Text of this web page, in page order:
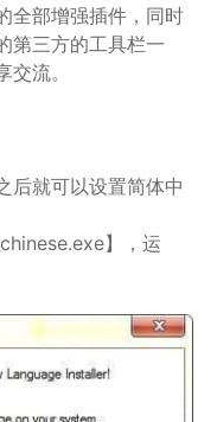
全部增强插件，同时
第三方的工具栏一
流。
就可以设置简体中
】，运